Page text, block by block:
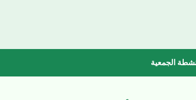
الجمعية